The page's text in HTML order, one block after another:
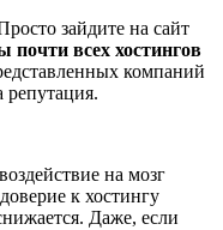
зайдите на сайт
почти всех хостингов
компаний
репутация.
на мозг
к хостингу
Даже, если